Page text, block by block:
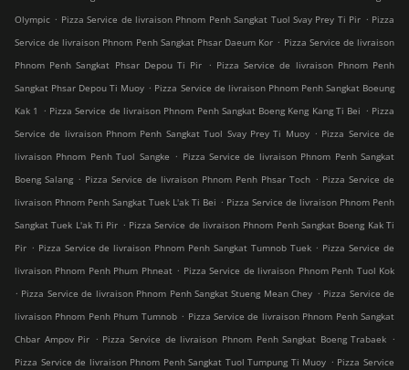
Olympic . Pizza Service de livraison Phnom Penh Sangkat Tuol Svay Prey Ti Pir . Pizza
Service de livraison Phnom Penh Sangkat Phsar Daeum Kor . Pizza Service de livraison
Phnom Penh Sangkat Phsar Depou Ti Pir
. Pizza Service de livraison Phnom Penh
Sangkat Phsar Depou Ti Muoy . Pizza Service de livraison Phnom Penh Sangkat Boeung
Kak 1
. Pizza Service de livraison Phnom Penh Sangkat Boeng Keng Kang Ti Bei . Pizza
Service de livraison Phnom Penh Sangkat Tuol Svay Prey Ti Muoy . Pizza Service de
livraison Phnom Penh Tuol Sangke . Pizza Service de livraison Phnom Penh Sangkat
Boeng Salang . Pizza Service de livraison Phnom Penh Phsar Toch . Pizza Service de
livraison Phnom Penh Sangkat Tuek L'ak Ti Bei . Pizza Service de livraison Phnom Penh
Sangkat Tuek L'ak Ti Pir . Pizza Service de livraison Phnom Penh Sangkat Boeng Kak Ti
Pir . Pizza Service de livraison Phnom Penh Sangkat Tumnob Tuek . Pizza Service de
livraison Phnom Penh Phum Phneat . Pizza Service de livraison Phnom Penh Tuol Kok
. Pizza Service de livraison Phnom Penh Sangkat Stueng Mean Chey . Pizza Service de
livraison Phnom Penh Phum Tumnob . Pizza Service de livraison Phnom Penh Sangkat
Chbar Ampov Pir . Pizza Service de livraison Phnom Penh Sangkat Boeng Trabaek .
Pizza Service de livraison Phnom Penh Sangkat Tuol Tumpung Ti Muoy . Pizza Service